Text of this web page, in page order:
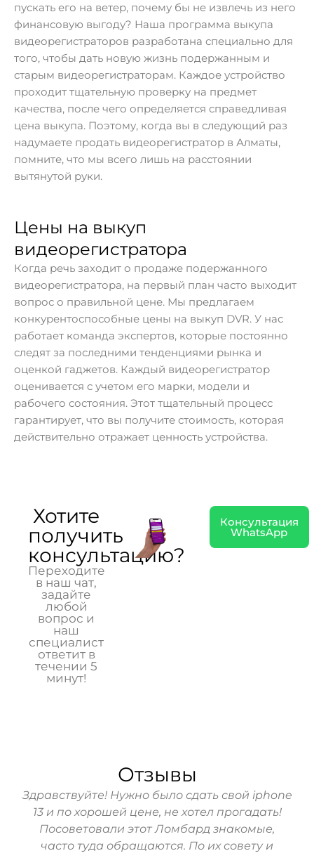
пускать его на ветер, почему бы не извлечь из него
финансовую выгоду? Наша программа выкупа
видеорегистраторов разработана специально для
того, чтобы дать новую жизнь подержанным и
старым видеорегистраторам. Каждое устройство
проходит тщательную проверку на предмет
качества, после чего определяется справедливая
цена выкупа. Поэтому, когда вы в следующий раз
надумаете продать видеорегистратор в Алматы,
помните, что мы всего лишь на расстоянии
вытянутой руки.
Цены на выкуп
видеорегистратора
Когда речь заходит о продаже подержанного
видеорегистратора, на первый план часто выходит
вопрос о правильной цене. Мы предлагаем
конкурентоспособные цены на выкуп DVR. У нас
работает команда экспертов, которые постоянно
следят за последними тенденциями рынка и
оценкой гаджетов. Каждый видеорегистратор
оценивается с учетом его марки, модели и
рабочего состояния. Этот тщательный процесс
гарантирует, что вы получите стоимость, которая
действительно отражает ценность устройства.
Хотите
получить
консультацию?
Переходите
в наш чат,
задайте
любой
вопрос и
наш
специалист
ответит в
течении 5
минут!
Консультация
WhatsApp
Отзывы
Здравствуйте! Нужно было сдать свой iphone
13 и по хорошей цене, не хотел прогадать!
Посоветовали этот Ломбард знакомые,
часто туда обращаются. По их совету и